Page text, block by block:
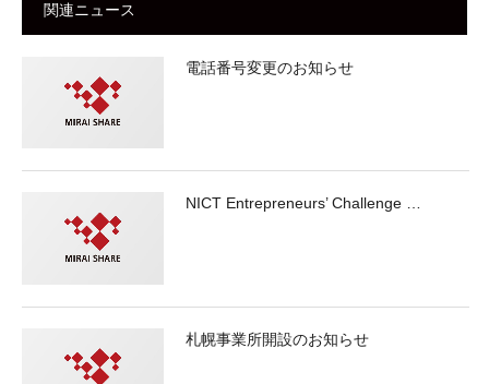
関連ニュース
電話番号変更のお知らせ
NICT Entrepreneurs’ Challenge …
札幌事業所開設のお知らせ